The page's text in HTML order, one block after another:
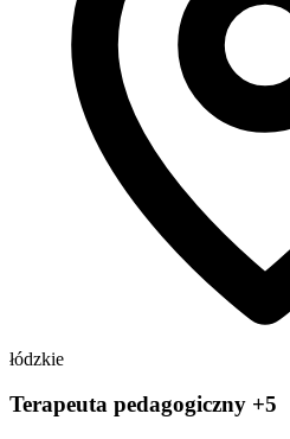
łódzkie
Terapeuta pedagogiczny +5